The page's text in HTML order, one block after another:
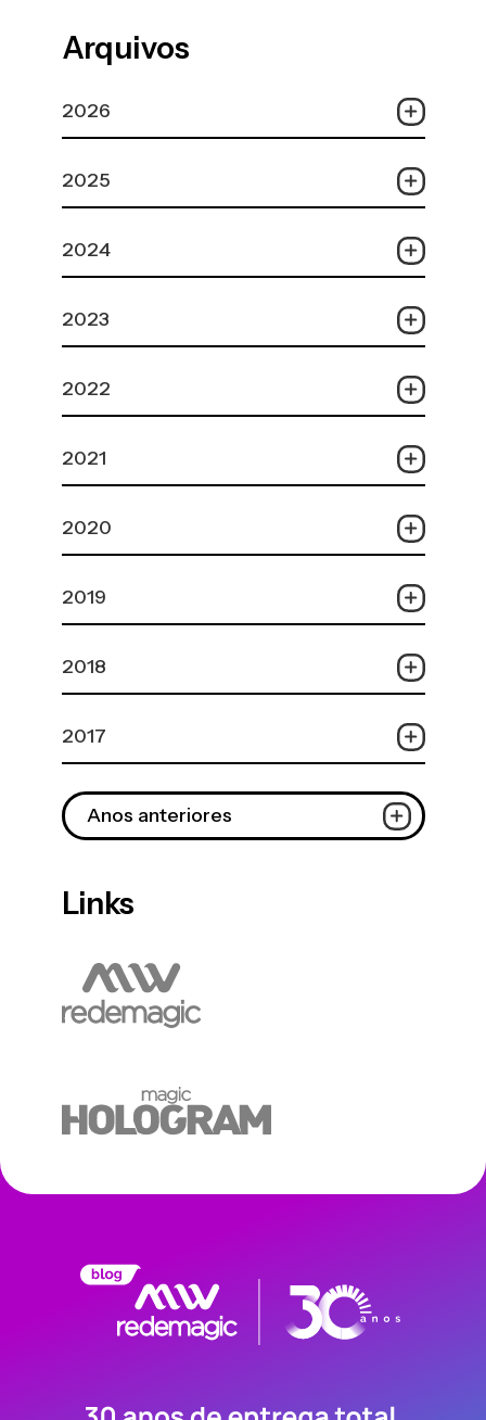
Arquivos
2026
2025
2024
2023
2022
2021
2020
2019
2018
2017
Anos anteriores
Links